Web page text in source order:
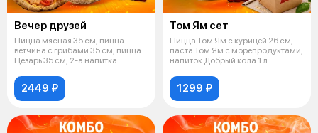
Вечер друзей
Пицца мясная 35 см, пицца
ветчина с грибами 35 см, пицца
Цезарь 35 см, 2-а напитка
2449 ₽
Том Ям сет
Пицца Том Ям с курицей 26 см,
паста Том Ям с морепродуктами,
напиток Добрый кола 1 л
1299 ₽